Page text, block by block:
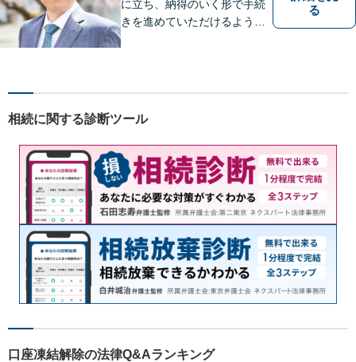
に立ち、納得のいく形で手続
きを進めていただけるよう、
識し、常に誠実で真摯な対応
宮駅5分】
る
相続に関する診断ツール
口座凍結解除の法律Q&Aランキング